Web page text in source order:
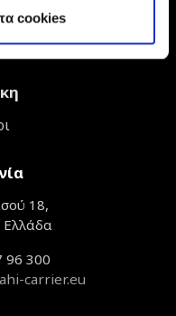
cookies
Όροι Πωλήσεων
18,
Ελλάδα
96 300
carrier.eu